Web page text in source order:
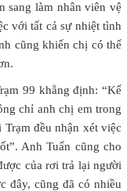
sang làm nhân viên vệ
với tất cả sự nhiệt tình
cũng khiến chị có thể
99 khẳng định: “Kể
chỉ anh chị em trong
đều nhận xét việc
Anh Tuấn cũng cho
của rơi trả lại người
đây, cũng đã có nhiều